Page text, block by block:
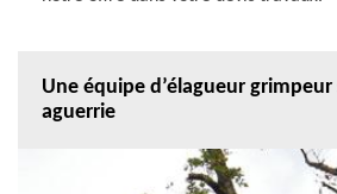
Une équipe d’élagueur grimpeur
aguerrie